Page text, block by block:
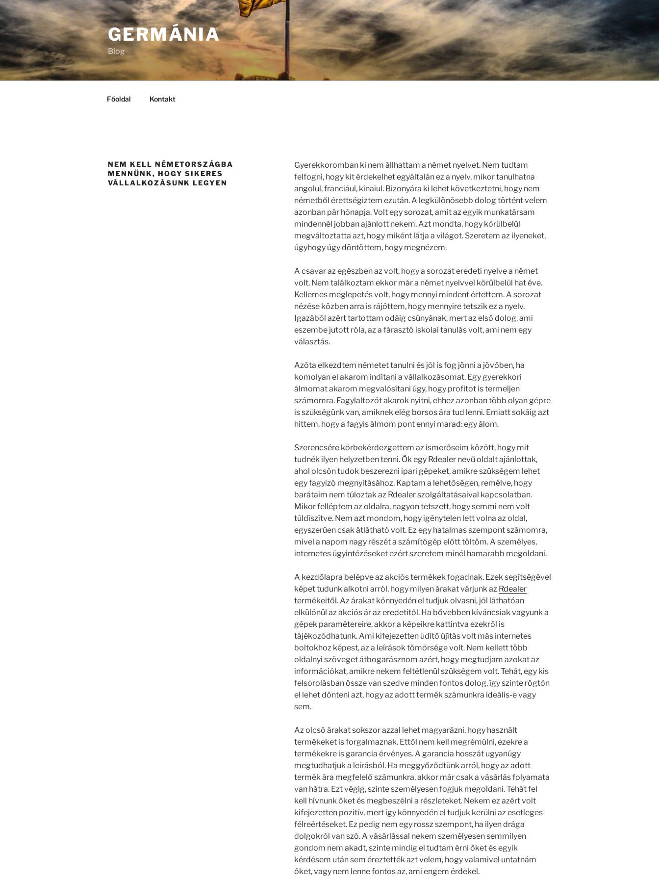
Tartalomhoz
GERMÁNIA
Blog
Főoldal Kontakt
NEM KELL NÉMETORSZÁGBA
MENNÜNK, HOGY SIKERES
VÁLLALKOZÁSUNK LEGYEN
Gyerekkoromban ki nem állhattam a német nyelvet. Nem tudtam
felfogni, hogy kit érdekelhet egyáltalán ez a nyelv, mikor tanulhatna
angolul, franciául, kínaiul. Bizonyára ki lehet következtetni, hogy nem
németből érettségiztem ezután. A legkülönösebb dolog történt velem
azonban pár hónapja. Volt egy sorozat, amit az egyik munkatársam
mindennél jobban ajánlott nekem. Azt mondta, hogy körülbelül
megváltoztatta azt, hogy miként látja a világot. Szeretem az ilyeneket,
úgyhogy úgy döntöttem, hogy megnézem.
A csavar az egészben az volt, hogy a sorozat eredeti nyelve a német
volt. Nem találkoztam ekkor már a német nyelvvel körülbelül hat éve.
Kellemes meglepetés volt, hogy mennyi mindent értettem. A sorozat
nézése közben arra is rájöttem, hogy mennyire tetszik ez a nyelv.
Igazából azért tartottam odáig csúnyának, mert az első dolog, ami
eszembe jutott róla, az a fárasztó iskolai tanulás volt, ami nem egy
választás.
Azóta elkezdtem németet tanulni és jól is fog jönni a jövőben, ha
komolyan el akarom indítani a vállalkozásomat. Egy gyerekkori
álmomat akarom megvalósítani úgy, hogy profitot is termeljen
számomra. Fagylaltozót akarok nyitni, ehhez azonban több olyan gépre
is szükségünk van, amiknek elég borsos ára tud lenni. Emiatt sokáig azt
hittem, hogy a fagyis álmom pont ennyi marad: egy álom.
Szerencsére körbekérdezgettem az ismerőseim között, hogy mit
tudnék ilyen helyzetben tenni. Ők egy Rdealer nevű oldalt ajánlottak,
ahol olcsón tudok beszerezni ipari gépeket, amikre szükségem lehet
egy fagyizó megnyitásához. Kaptam a lehetőségen, remélve, hogy
barátaim nem túloztak az Rdealer szolgáltatásaival kapcsolatban.
Mikor felléptem az oldalra, nagyon tetszett, hogy semmi nem volt
túldíszítve. Nem azt mondom, hogy igénytelen lett volna az oldal,
egyszerűen csak átlátható volt. Ez egy hatalmas szempont számomra,
mivel a napom nagy részét a számítógép előtt töltöm. A személyes,
internetes ügyintézéseket ezért szeretem minél hamarabb megoldani.
A kezdőlapra belépve az akciós termékek fogadnak. Ezek segítségével
képet tudunk alkotni arról, hogy milyen árakat várjunk az Rdealer
termékeitől. Az árakat könnyedén el tudjuk olvasni, jól láthatóan
elkülönül az akciós ár az eredetitől. Ha bővebben kíváncsiak vagyunk a
gépek paramétereire, akkor a képeikre kattintva ezekről is
tájékozódhatunk. Ami kifejezetten üdítő újítás volt más internetes
boltokhoz képest, az a leírások tömörsége volt. Nem kellett több
oldalnyi szöveget átbogarásznom azért, hogy megtudjam azokat az
információkat, amikre nekem feltétlenül szükségem volt. Tehát, egy kis
felsorolásban össze van szedve minden fontos dolog, így szinte rögtön
el lehet dönteni azt, hogy az adott termék számunkra ideális-e vagy
sem.
Az olcsó árakat sokszor azzal lehet magyarázni, hogy használt
termékeket is forgalmaznak. Ettől nem kell megrémülni, ezekre a
termékekre is garancia érvényes. A garancia hosszát ugyanúgy
megtudhatjuk a leírásból. Ha meggyőződtünk arról, hogy az adott
termék ára megfelelő számunkra, akkor már csak a vásárlás folyamata
van hátra. Ezt végig, szinte személyesen fogjuk megoldani. Tehát fel
kell hívnunk őket és megbeszélni a részleteket. Nekem ez azért volt
kifejezetten pozitív, mert így könnyedén el tudjuk kerülni az esetleges
félreértéseket. Ez pedig nem egy rossz szempont, ha ilyen drága
dolgokról van szó. A vásárlással nekem személyesen semmilyen
gondom nem akadt, szinte mindig el tudtam érni őket és egyik
kérdésem után sem éreztették azt velem, hogy valamivel untatnám
őket, vagy nem lenne fontos az, ami engem érdekel.